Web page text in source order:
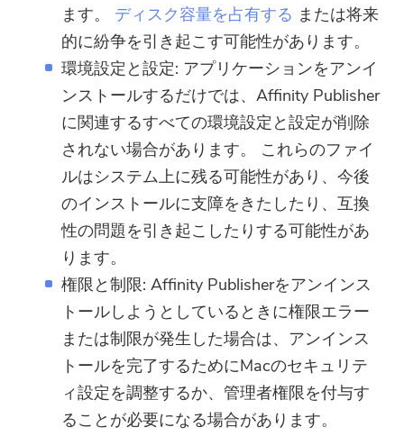
ます。 ディスク容量を占有する または将来
的に紛争を引き起こす可能性があります。
環境設定と設定: アプリケーションをアンイ
ンストールするだけでは、Affinity Publisher
に関連するすべての環境設定と設定が削除
されない場合があります。 これらのファイ
ルはシステム上に残る可能性があり、今後
のインストールに支障をきたしたり、互換
性の問題を引き起こしたりする可能性があ
ります。
権限と制限: Affinity Publisherをアンインス
トールしようとしているときに権限エラー
または制限が発生した場合は、アンインス
トールを完了するためにMacのセキュリテ
ィ設定を調整するか、管理者権限を付与す
ることが必要になる場合があります。